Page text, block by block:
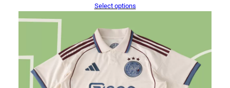
Select options